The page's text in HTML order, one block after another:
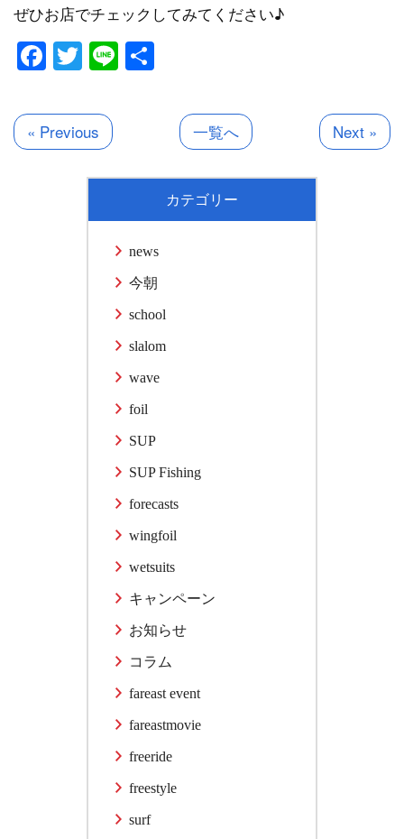
ぜひお店でチェックしてみてください♪
Facebook
Twitter
Line
« Previous 一覧へ Next »
カテゴリー
news
今朝
school
slalom
wave
foil
SUP
SUP Fishing
forecasts
wingfoil
wetsuits
キャンペーン
お知らせ
コラム
fareast event
fareastmovie
freeride
freestyle
surf